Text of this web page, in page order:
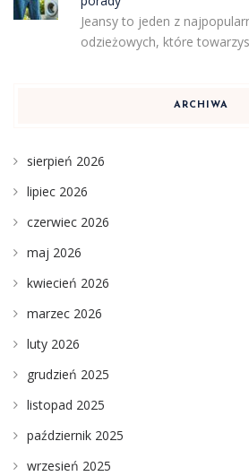
Jeansy to jeden z
odzieżowych, które
ARCHIWA
sierpień 2026
lipiec 2026
czerwiec 2026
maj 2026
kwiecień 2026
marzec 2026
luty 2026
grudzień 2025
listopad 2025
październik 2025
wrzesień 2025